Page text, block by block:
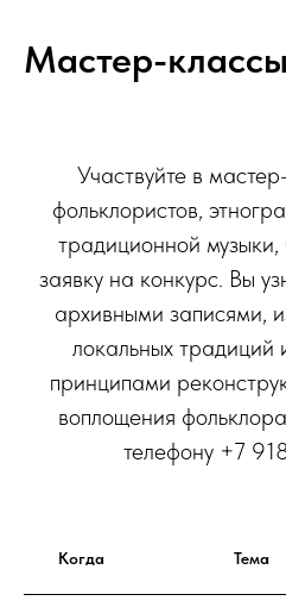
Мастер-классы
Участвуйте в
фольклористов,
традиционной музыки,
заявку на конкурс. Вы
архивными записями,
локальных традиций
принципами
воплощения
телефону +7
Когда Тема